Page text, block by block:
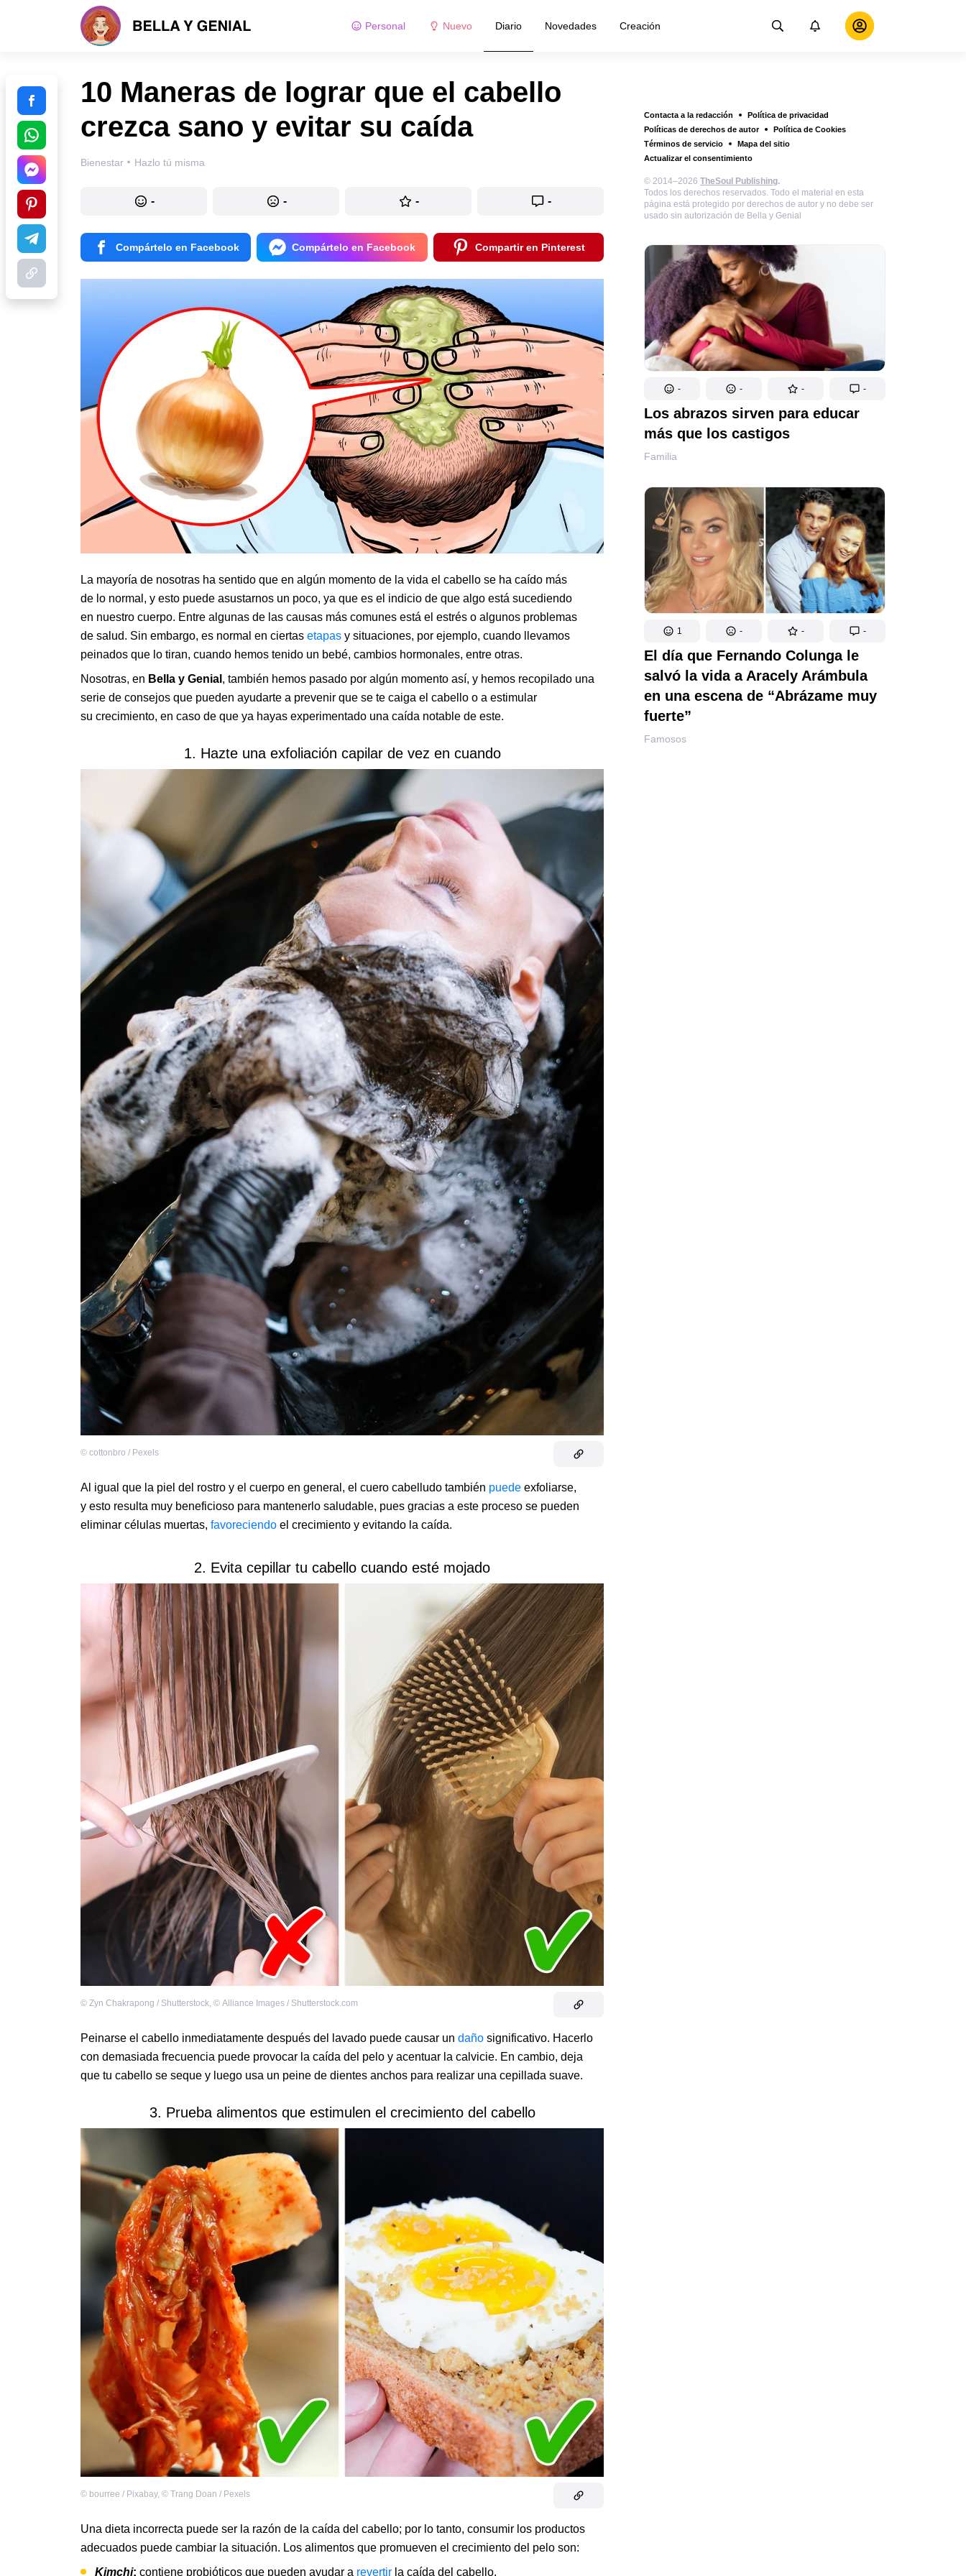
Personal Nuevo Diario Novedades Creación
Contacta a la redacción
Política de privacidad
Políticas de derechos de autor
Política de Cookies
Términos de servicio
Mapa del sitio
Actualizar el consentimiento
© 2014–2026 TheSoul Publishing.
Todos los derechos reservados. Todo el material en esta
página está protegido por derechos de autor y no debe ser
usado sin autorización de Bella y Genial
- - - -
Los abrazos sirven para educar
más que los castigos
Familia
1 - - -
El día que Fernando Colunga le
salvó la vida a Aracely Arámbula
en una escena de “Abrázame muy
fuerte”
Famosos
10 Maneras de lograr que el cabello
crezca sano y evitar su caída
Bienestar · Hazlo tú misma
- - - -
Compártelo en Facebook Compártelo en Facebook Compartir en Pinterest
La mayoría de nosotras ha sentido que en algún momento de la vida el cabello se ha caído más
de lo normal, y esto puede asustarnos un poco, ya que es el indicio de que algo está sucediendo
en nuestro cuerpo. Entre algunas de las causas más comunes está el estrés o algunos problemas
de salud. Sin embargo, es normal en ciertas etapas y situaciones, por ejemplo, cuando llevamos
peinados que lo tiran, cuando hemos tenido un bebé, cambios hormonales, entre otras.
Nosotras, en Bella y Genial , también hemos pasado por algún momento así, y hemos recopilado una
serie de consejos que pueden ayudarte a prevenir que se te caiga el cabello o a estimular
su crecimiento, en caso de que ya hayas experimentado una caída notable de este.
1. Hazte una exfoliación capilar de vez en cuando
© cottonbro / Pexels
Al igual que la piel del rostro y el cuerpo en general, el cuero cabelludo también puede exfoliarse,
y esto resulta muy beneficioso para mantenerlo saludable, pues gracias a este proceso se pueden
eliminar células muertas, favoreciendo el crecimiento y evitando la caída.
2. Evita cepillar tu cabello cuando esté mojado
© Zyn Chakrapong / Shutterstock, © Alliance Images / Shutterstock.com
Peinarse el cabello inmediatamente después del lavado puede causar un daño significativo. Hacerlo
con demasiada frecuencia puede provocar la caída del pelo y acentuar la calvicie. En cambio, deja
que tu cabello se seque y luego usa un peine de dientes anchos para realizar una cepillada suave.
3. Prueba alimentos que estimulen el crecimiento del cabello
© bourree / Pixabay, © Trang Doan / Pexels
Una dieta incorrecta puede ser la razón de la caída del cabello; por lo tanto, consumir los productos
adecuados puede cambiar la situación. Los alimentos que promueven el crecimiento del pelo son:
Kimchi: contiene probióticos que pueden ayudar a revertir la caída del cabello.